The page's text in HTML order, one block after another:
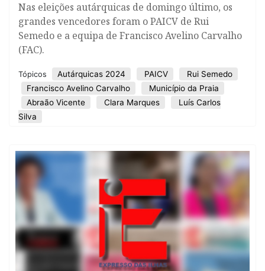
​Nas eleições autárquicas de domingo último, os
grandes vencedores foram o PAICV de Rui
Semedo e a equipa de Francisco Avelino Carvalho
(FAC).
Tópicos Autárquicas 2024 PAICV
Rui Semedo
Francisco Avelino Carvalho
Município da Praia
Abraão Vicente
Clara Marques
Luís Carlos
Silva